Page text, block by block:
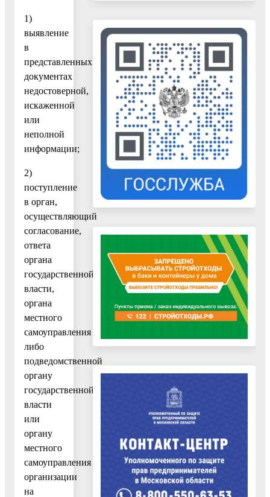
1)
выявление
в
представленных
документах
недостоверной,
искаженной
или
неполной
информации;
2)
поступление
в орган,
осуществляющий
согласование,
ответа
органа
государственной
власти,
органа
местного
самоуправления
либо
подведомственной
органу
государственной
власти
или
органу
местного
самоуправления
организации
на